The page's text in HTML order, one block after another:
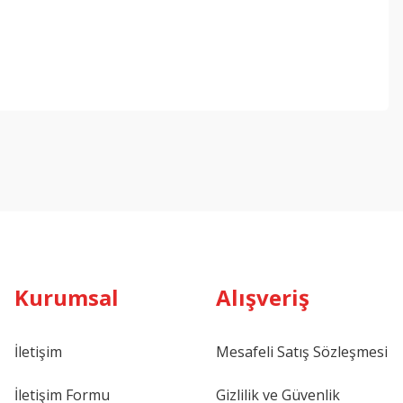
Kurumsal
İletişim
İletişim Formu
Alışveriş
Mesafeli Satış Sözleşmesi
Gizlilik ve Güvenlik